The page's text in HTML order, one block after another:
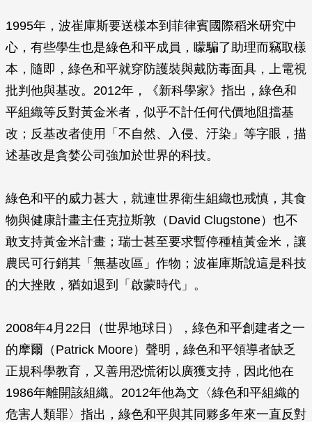
1995年，波崔庫斯要送樣本到菲律賓國際稻米研究中
心，有些學生也是綠色和平成員，矇騙了助理而竊取樣
本，隨即，綠色和平就穿防護裝與戴防毒面具，上電視
批判他與基改。2012年，《新科學家》指出，綠色和
平組織等反對黃金米者，似乎不計任何代價地阻擋基
改；反基改者使用「不自然、入侵、汙染」等字眼，描
述基改是貪婪公司強加於世界的科技。
綠色和平的威力甚大，就連世界衛生組織也戒慎，其食
物與健康計畫主任克拉斯敦（David Clugstone）也不
敢支持黃金米計畫；瑞士甚至要求暫停種植黃金米，讓
農民可行銷其「無基改區」作物；波崔庫斯說這是科技
的大挫敗，猶如退到「啟蒙時代」。
2008年4月22日（世界地球日），綠色和平創建者之一
的摩爾（Patrick Moore）聲明，綠色和平領導者缺乏
正規科學教育，又善用恐慌術以廣獲支持，因此他在
1986年離開該組織。2012年他為文〈綠色和平組織的
危害人類罪〉指出，綠色和平與其同夥多年來一直反對